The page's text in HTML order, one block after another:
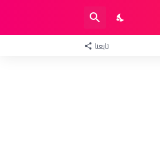
تابعنا